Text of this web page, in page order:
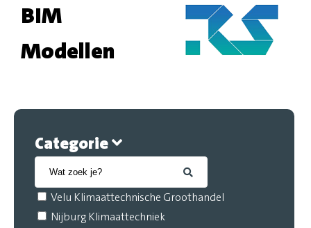
BIM
Modellen
Categorie
Velu Klimaattechnische Groothandel
Nijburg Klimaattechniek